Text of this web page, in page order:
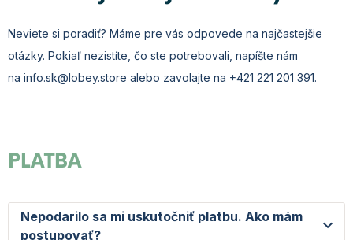
Neviete si poradiť? Máme pre vás odpovede na najčastejšie
otázky. Pokiaľ nezistíte, čo ste potrebovali, napíšte nám
na info.sk@lobey.store alebo zavolajte na +421 221 201 391.
PLATBA
Nepodarilo sa mi uskutočniť platbu. Ako mám
postupovať?